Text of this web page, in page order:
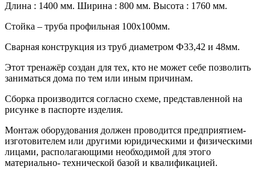
Длина : 1400 мм. Ширина : 800 мм. Высота : 1760 мм.
Стойка – труба профильная 100х100мм.
Сварная конструкция из труб диаметром Ф33,42 и 48мм.
Этот тренажёр создан для тех, кто не может себе позволить
заниматься дома по тем или иным причинам.
Сборка производится согласно схеме, представленной на
рисунке в паспорте изделия.
Монтаж оборудования должен проводится предприятием-
изготовителем или другими юридическими и физическими
лицами, располагающими необходимой для этого
материально- технической базой и квалификацией.